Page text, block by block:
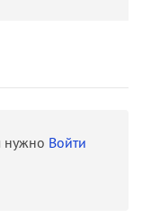
нужно Войти